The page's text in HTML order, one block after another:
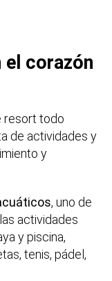
el corazón
resort todo
de actividades y
y
, uno de
actividades
y piscina,
tenis, pádel,